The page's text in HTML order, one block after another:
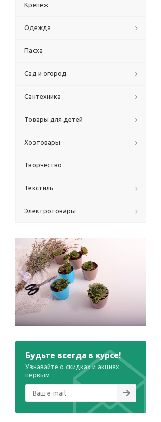
Крепеж
Одежда
Пасха
Сад и огород
Сантехника
Товары для детей
Хозтовары
Творчество
Текстиль
Электротовары
Будьте всегда в курсе!
Узнавайте о скидках и акциях
первым